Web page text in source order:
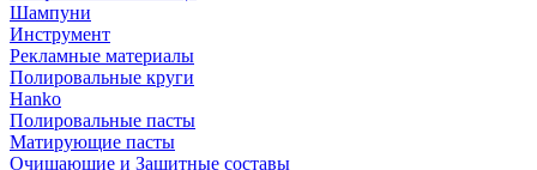
Шампуни
Инструмент
Рекламные материалы
Полировальные круги
Hanko
Полировальные пасты
Матирующие пасты
Очищающие и Защитные составы